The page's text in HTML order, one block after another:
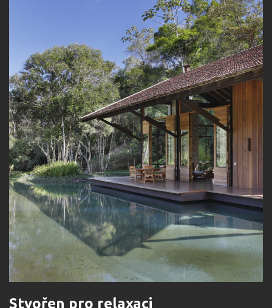
Stvořen pro relaxaci